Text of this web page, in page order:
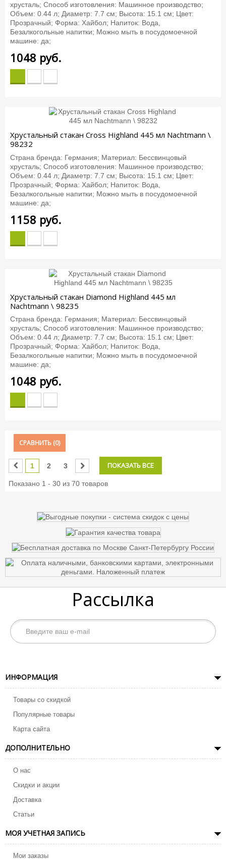
хрусталь; Способ изготовления: Машинное производство;
Объем: 0.44 л; Диаметр: 7.7 см; Высота: 15.1 см; Цвет:
Прозрачный; Форма: Хайбол; Напиток: Вода,
Безалкогольные напитки; Можно мыть в посудомоечной
машине: да;
1048 руб.
Хрустальный стакан Cross Highland 445 мл Nachtmann \
98232
Страна бренда: Германия; Материал: Бессвинцовый
хрусталь; Способ изготовления: Машинное производство;
Объем: 0.44 л; Диаметр: 7.7 см; Высота: 15.1 см; Цвет:
Прозрачный; Форма: Хайбол; Напиток: Вода,
Безалкогольные напитки; Можно мыть в посудомоечной
машине: да;
1158 руб.
Хрустальный стакан Diamond Highland 445 мл
Nachtmann \ 98235
Страна бренда: Германия; Материал: Бессвинцовый
хрусталь; Способ изготовления: Машинное производство;
Объем: 0.44 л; Диаметр: 7.7 см; Высота: 15.1 см; Цвет:
Прозрачный; Форма: Хайбол; Напиток: Вода,
Безалкогольные напитки; Можно мыть в посудомоечной
машине: да;
1048 руб.
СРАВНИТЬ (0)
ПОКАЗАТЬ ВСЕ
1 2 3
Показано 1 - 30 из 70 товаров
Рассылка
ИНФОРМАЦИЯ
Товары со скидкой
Популярные товары
Карта сайта
ДОПОЛНИТЕЛЬНО
О нас
Скидки и акции
Доставка
Статьи
МОЯ УЧЕТНАЯ ЗАПИСЬ
Мои заказы